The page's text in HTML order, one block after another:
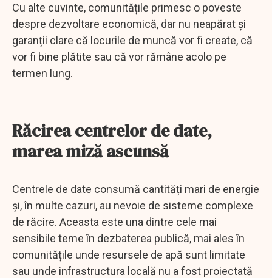
Cu alte cuvinte, comunitățile primesc o poveste
despre dezvoltare economică, dar nu neapărat și
garanții clare că locurile de muncă vor fi create, că
vor fi bine plătite sau că vor rămâne acolo pe
termen lung.
Răcirea centrelor de date,
marea miză ascunsă
Centrele de date consumă cantități mari de energie
și, în multe cazuri, au nevoie de sisteme complexe
de răcire. Aceasta este una dintre cele mai
sensibile teme în dezbaterea publică, mai ales în
comunitățile unde resursele de apă sunt limitate
sau unde infrastructura locală nu a fost proiectată